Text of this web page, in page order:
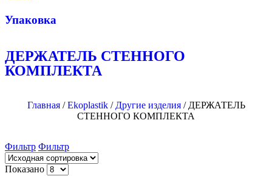
Упаковка
ДЕРЖАТЕЛЬ СТЕННОГО
КОМПЛЕКТА
Главная/Ekoplastik/Другие изделия/ДЕРЖАТЕЛЬ
СТЕННОГО КОМПЛЕКТА
Фильтр Фильтр
Показано